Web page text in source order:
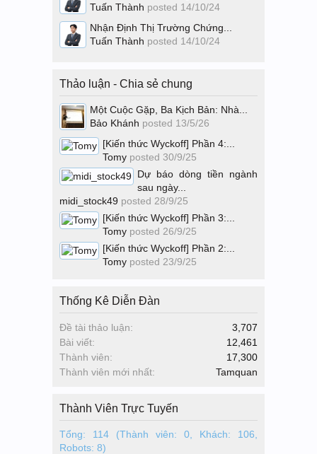
Tuấn Thành posted 14/10/24
Nhận Định Thị Trường Chứng...
Tuấn Thành posted 14/10/24
Thảo luận - Chia sẻ chung
Một Cuộc Gặp, Ba Kịch Bản: Nhà...
Bảo Khánh posted 13/5/26
[Kiến thức Wyckoff] Phần 4:...
Tomy posted 30/9/25
Dự báo dòng tiền ngành
sau ngày...
midi_stock49 posted 28/9/25
[Kiến thức Wyckoff] Phần 3:...
Tomy posted 26/9/25
[Kiến thức Wyckoff] Phần 2:...
Tomy posted 23/9/25
Thống Kê Diễn Đàn
Đề tài thảo luận:
3,707
Bài viết:
12,461
Thành viên:
17,300
Thành viên mới nhất:
Tamquan
Thành Viên Trực Tuyến
Tổng: 114 (Thành viên: 0, Khách: 106,
Robots: 8)